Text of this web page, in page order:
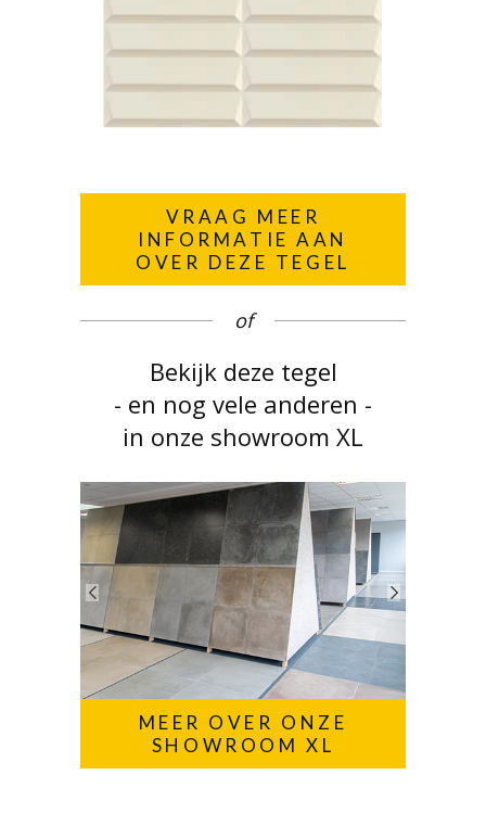
VRAAG MEER
INFORMATIE AAN
OVER DEZE TEGEL
of
Bekijk deze tegel
- en nog vele anderen -
in onze showroom XL
MEER OVER ONZE
SHOWROOM XL